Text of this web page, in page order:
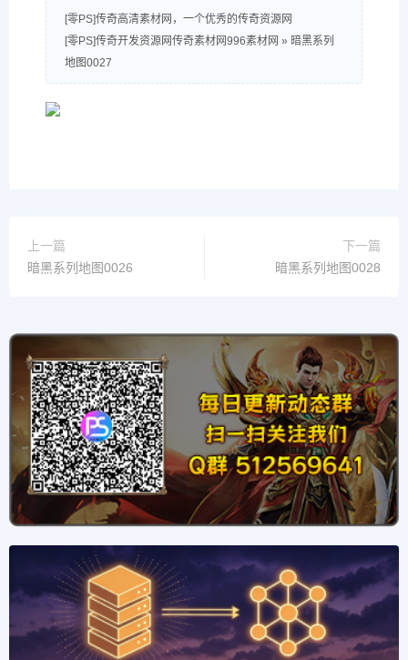
[零PS]传奇高清素材网，一个优秀的传奇资源网
[零PS]传奇开发资源网传奇素材网996素材网 » 暗黑系列
地图0027
上一篇
暗黑系列地图0026
下一篇
暗黑系列地图0028